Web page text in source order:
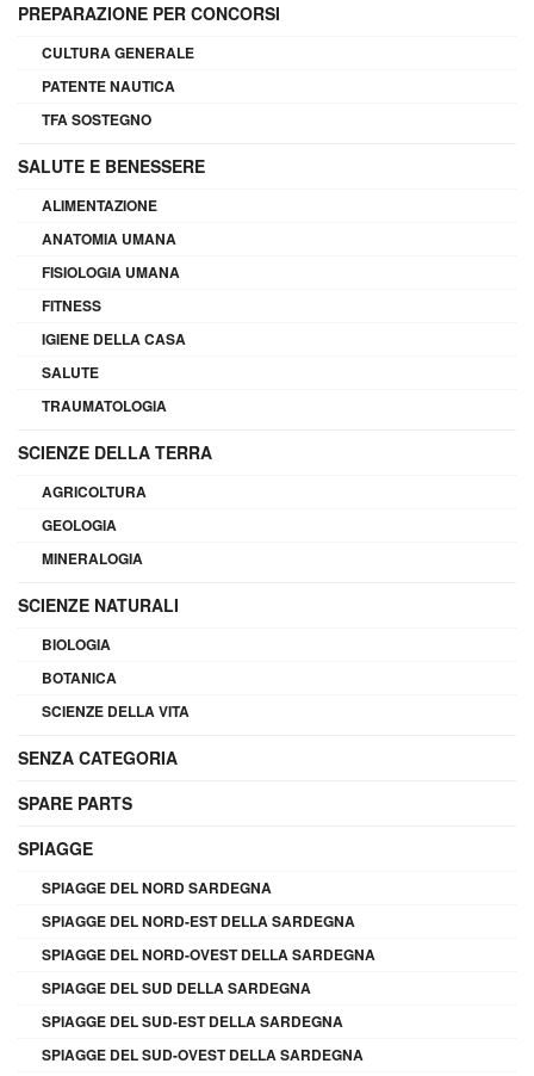
PREPARAZIONE PER CONCORSI
CULTURA GENERALE
PATENTE NAUTICA
TFA SOSTEGNO
SALUTE E BENESSERE
ALIMENTAZIONE
ANATOMIA UMANA
FISIOLOGIA UMANA
FITNESS
IGIENE DELLA CASA
SALUTE
TRAUMATOLOGIA
SCIENZE DELLA TERRA
AGRICOLTURA
GEOLOGIA
MINERALOGIA
SCIENZE NATURALI
BIOLOGIA
BOTANICA
SCIENZE DELLA VITA
SENZA CATEGORIA
SPARE PARTS
SPIAGGE
SPIAGGE DEL NORD SARDEGNA
SPIAGGE DEL NORD-EST DELLA SARDEGNA
SPIAGGE DEL NORD-OVEST DELLA SARDEGNA
SPIAGGE DEL SUD DELLA SARDEGNA
SPIAGGE DEL SUD-EST DELLA SARDEGNA
SPIAGGE DEL SUD-OVEST DELLA SARDEGNA